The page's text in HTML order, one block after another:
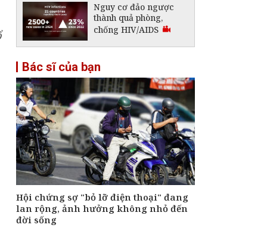
Nguy cơ đảo ngược
thành quả phòng,
chống HIV/AIDS
ca bệnh nghi do rết,
ruồi chui vào tai
Vaccine ung thư Nga
có kết quả khả quan
bước đầu: Chuyên gia
ung bướu nói gì?
Không được thu thêm
tiền của người bệnh
bảo hiểm y tế nếu
không khám theo yêu
cầu
Hội chứng sợ "bỏ lỡ
Bác sĩ của bạn
Hội chứng sợ "bỏ lỡ điện thoại" đang
lan rộng, ảnh hưởng không nhỏ đến
đời sống